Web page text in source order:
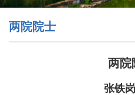
两院院士
两院
张铁